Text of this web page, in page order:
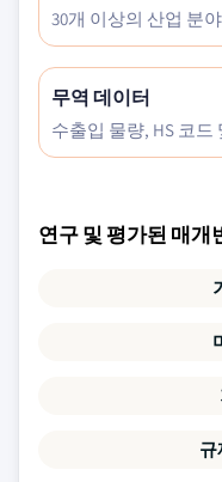
30개 이상의 산업 분
무역 데이터
수출입 물량, HS 코드
연구 및 평가된 매개
규